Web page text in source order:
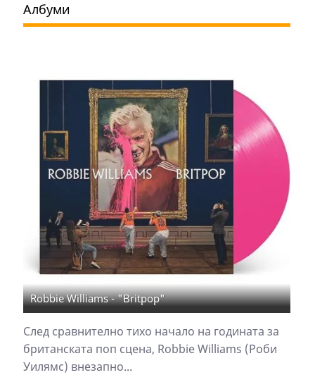
Албуми
Robbie Williams - "Britpop"
След сравнително тихо начало на годината за
британската поп сцена, Robbie Williams (Роби
Уилямс) внезапно...